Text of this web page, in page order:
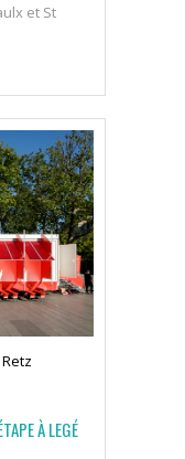
et St
À LEGÉ